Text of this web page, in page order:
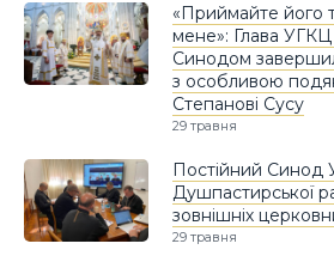
«Приймайте його
мене»: Глава УГКЦ
Синодом
з особливою
Степанові Сусу
29 травня
Постійний Синод
Душпастирської
зовнішніх
29 травня